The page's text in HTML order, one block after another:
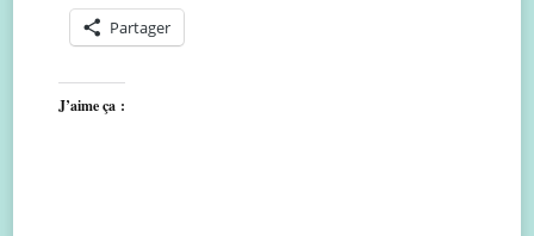
Partager
J’aime ça :